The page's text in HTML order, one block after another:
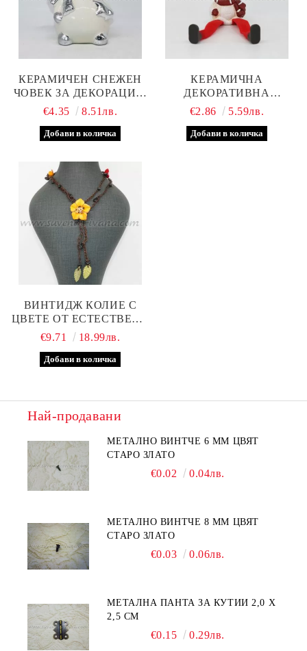
КЕРАМИЧЕН СНЕЖЕН
ЧОВЕК ЗА ДЕКОРАЦИЯ,
МОДЕЛ ДВЕ
€4.35 8.51лв.
КЕРАМИЧНА
ДЕКОРАТИВНА
ФИГУРКА СНЕЖЕН
€2.86 5.59лв.
ВИНТИДЖ КОЛИЕ С
ЦВЕТЕ ОТ ЕСТЕСТВЕНА
КОЖА
€9.71 18.99лв.
Най-продавани
МЕТАЛНО ВИНТЧЕ 6 ММ ЦВЯТ
СТАРО ЗЛАТО
€0.02 0.04лв.
МЕТАЛНО ВИНТЧЕ 8 ММ ЦВЯТ
СТАРО ЗЛАТО
€0.03 0.06лв.
МЕТАЛНА ПАНТА ЗА КУТИИ 2,0 Х
2,5 СМ
€0.15 0.29лв.